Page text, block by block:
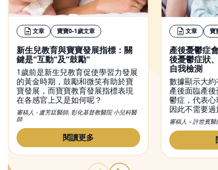
文章 寶寶0-1歲文章
新生兒教育與寶寶發展指標：關
鍵是"互動"及"鼓勵"
1歲前是新生兒教育促使學習力發展
的黃金時期，鼓勵和微笑有助於寶
寶發展，而寶寶教育發展指標表現
在各感官上又是如何呢？
審稿人 - 盧芳廷醫師, 彰化基督教醫院 小兒科醫
師
閱讀更多
文章 寶
產後憂鬱症
後憂鬱症狀
自我檢測
數據顯示大
產後面臨產
鬱症，代表
因此不需要
正確面對產
的專業治療
憂鬱症的原
用正確的方
審稿人 – 許世賓